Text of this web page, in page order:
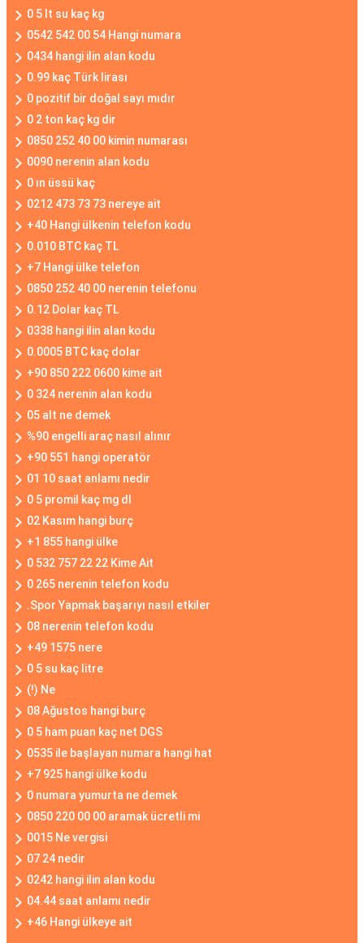
0 5 lt su kaç kg
0542 542 00 54 Hangi numara
0434 hangi ilin alan kodu
0.99 kaç Türk lirası
0 pozitif bir doğal sayı mıdır
0 2 ton kaç kg dir
0850 252 40 00 kimin numarası
0090 nerenin alan kodu
0 ın üssü kaç
0212 473 73 73 nereye ait
+40 Hangi ülkenin telefon kodu
0.010 BTC kaç TL
+7 Hangi ülke telefon
0850 252 40 00 nerenin telefonu
0.12 Dolar kaç TL
0338 hangi ilin alan kodu
0.0005 BTC kaç dolar
+90 850 222 0600 kime ait
0 324 nerenin alan kodu
05 alt ne demek
%90 engelli araç nasıl alınır
+90 551 hangi operatör
01 10 saat anlamı nedir
0 5 promil kaç mg dl
02 Kasım hangi burç
+1 855 hangi ülke
0 532 757 22 22 Kime Ait
0 265 nerenin telefon kodu
.Spor Yapmak başarıyı nasıl etkiler
08 nerenin telefon kodu
+49 1575 nere
0 5 su kaç litre
(!) Ne
08 Ağustos hangi burç
0 5 ham puan kaç net DGS
0535 ile başlayan numara hangi hat
+7 925 hangi ülke kodu
0 numara yumurta ne demek
0850 220 00 00 aramak ücretli mi
0015 Ne vergisi
07 24 nedir
0242 hangi ilin alan kodu
04.44 saat anlamı nedir
+46 Hangi ülkeye ait